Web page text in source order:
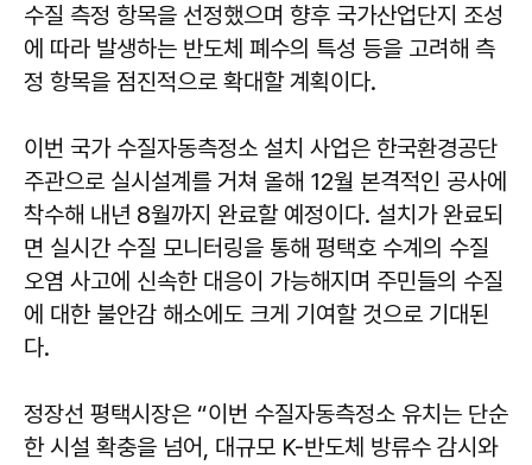
수질 측정 항목을 선정했으며 향후 국가산업단지 조성
에 따라 발생하는 반도체 폐수의 특성 등을 고려해 측
정 항목을 점진적으로 확대할 계획이다.
이번 국가 수질자동측정소 설치 사업은 한국환경공단
주관으로 실시설계를 거쳐 올해 12월 본격적인 공사에
착수해 내년 8월까지 완료할 예정이다. 설치가 완료되
면 실시간 수질 모니터링을 통해 평택호 수계의 수질
오염 사고에 신속한 대응이 가능해지며 주민들의 수질
에 대한 불안감 해소에도 크게 기여할 것으로 기대된
다.
정장선 평택시장은 “이번 수질자동측정소 유치는 단순
한 시설 확충을 넘어, 대규모 K-반도체 방류수 감시와